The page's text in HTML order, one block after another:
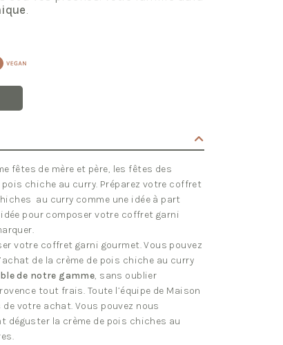
.
fêtes de mère et père, les fêtes des
chiche au curry. Préparez votre coffret
au curry comme une idée à part
pour composer votre coffret garni
votre coffret garni gourmet. Vous pouvez
de la crème de pois chiche au curry
de notre gamme, sans oublier
tout frais. Toute l’équipe de Maison
votre achat. Vous pouvez nous
déguster la crème de pois chiches au